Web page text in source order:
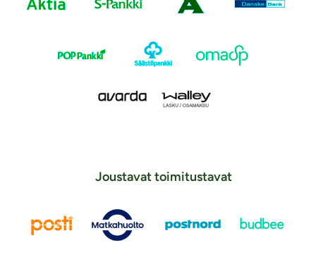
Joustavat toimitustavat